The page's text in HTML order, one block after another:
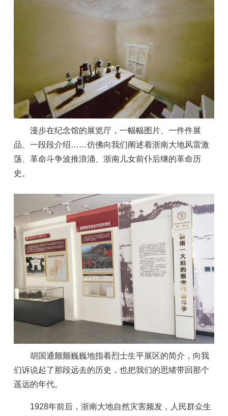
漫步在纪念馆的展览厅，一幅幅图片、一件件展
品、一段段介绍……仿佛向我们阐述着浙南大地风雷激
荡、革命斗争波推浪涌、浙南儿女前仆后继的革命历
史。
胡国通颤颤巍巍地指着烈士生平展区的简介，向我
们诉说起了那段远去的历史，也把我们的思绪带回那个
遥远的年代。
1928年前后，浙南大地自然灾害频发，人民群众生